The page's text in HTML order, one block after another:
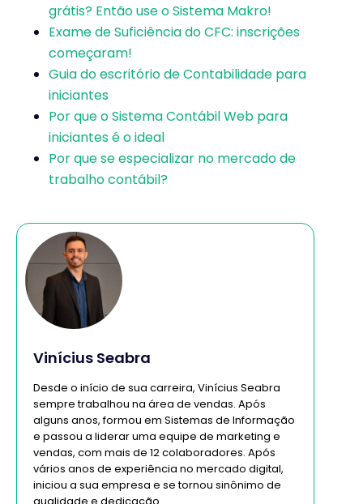
grátis? Então use o Sistema Makro!
Exame de Suficiência do CFC: inscrições
começaram!
Guia do escritório de Contabilidade para
iniciantes
Por que o Sistema Contábil Web para
iniciantes é o ideal
Por que se especializar no mercado de
trabalho contábil?
Vinícius Seabra
Desde o início de sua carreira, Vinícius Seabra
sempre trabalhou na área de vendas. Após
alguns anos, formou em Sistemas de Informação
e passou a liderar uma equipe de marketing e
vendas, com mais de 12 colaboradores. Após
vários anos de experiência no mercado digital,
iniciou a sua empresa e se tornou sinônimo de
qualidade e dedicação.